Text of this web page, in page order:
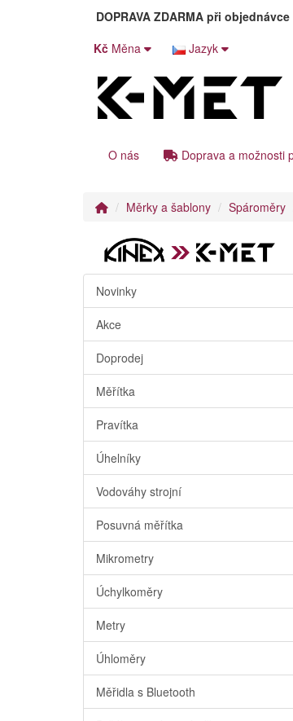
DOPRAVA ZDARMApři objednávce
Kč Měna Jazyk
O nás
Doprava a možnosti
Měrky a šablony Spároměry
Novinky
Akce
Doprodej
Měřítka
Pravítka
Úhelníky
Vodováhy strojní
Posuvná měřítka
Mikrometry
Úchylkoměry
Metry
Úhloměry
Měřidla s Bluetooth